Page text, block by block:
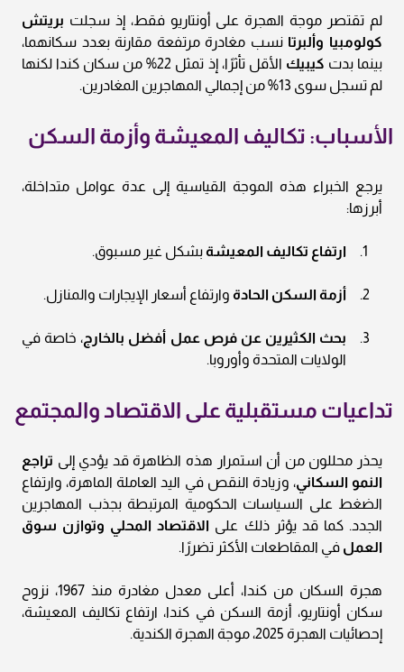
لم تقتصر موجة الهجرة على أونتاريو فقط، إذ سجلت بريتش
كولومبيا وألبرتا نسب مغادرة مرتفعة مقارنة بعدد سكانهما،
بينما بدت كيبيك
الأقل تأثرًا، إذ تمثل 22% من سكان كندا لكنها
لم تسجل سوى 13% من إجمالي المهاجرين المغادرين.
الأسباب: تكاليف المعيشة وأزمة السكن
يرجع الخبراء هذه الموجة القياسية إلى عدة عوامل متداخلة،
أبرزها:
ارتفاع تكاليف المعيشةبشكل غير مسبوق.
أزمة السكن الحادة وارتفاع أسعار الإيجارات والمنازل.
بحث الكثيرين عن فرص عمل أفضل بالخارج، خاصة في
الولايات المتحدة وأوروبا.
تداعيات مستقبلية على الاقتصاد والمجتمع
يحذر محللون من أن استمرار هذه الظاهرة قد يؤدي إلى تراجع
النمو السكاني، وزيادة النقص في اليد العاملة الماهرة، وارتفاع
الضغط على السياسات الحكومية المرتبطة بجذب المهاجرين
الجدد. كما قد يؤثر ذلك على الاقتصاد المحلي وتوازن سوق
العمل في المقاطعات الأكثر تضررًا.
هجرة السكان من كندا، أعلى معدل مغادرة منذ 1967، نزوح
سكان أونتاريو، أزمة السكن في كندا، ارتفاع تكاليف المعيشة،
إحصائيات الهجرة 2025، موجة الهجرة الكندية.